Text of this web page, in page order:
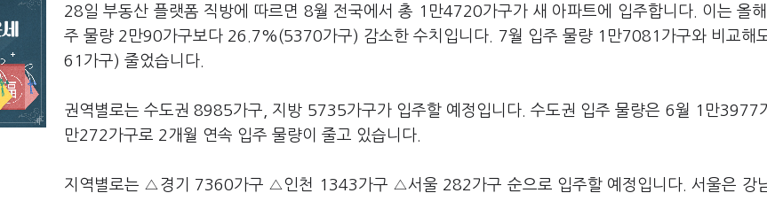
28일 부동산 플랫폼 직방에 따르면 8월 전국에서 총 1만4720가구가 새 아파트에 입주합니다. 이는 올
주 물량 2만90가구보다 26.7%(5370가구) 감소한 수치입니다. 7월 입주 물량 1만7081가구와 비교해
61가구) 줄었습니다.
권역별로는 수도권 8985가구, 지방 5735가구가 입주할 예정입니다. 수도권 입주 물량은 6월 1만3977
만272가구로 2개월 연속 입주 물량이 줄고 있습니다.
지역별로는 △경기 7360가구 △인천 1343가구 △서울 282가구 순으로 입주할 예정입니다. 서울은 강